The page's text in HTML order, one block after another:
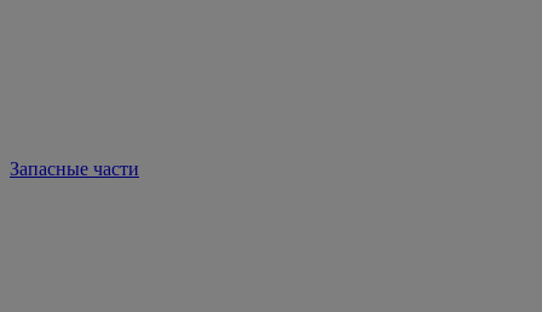
Запасные части